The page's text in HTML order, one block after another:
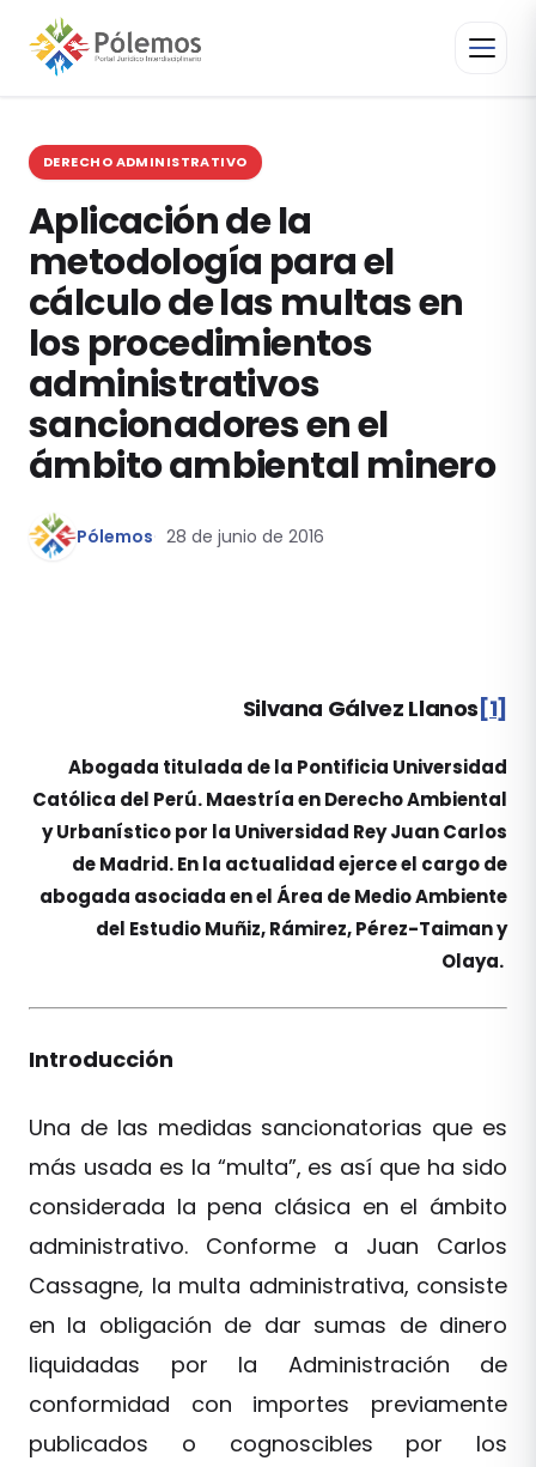
DERECHO ADMINISTRATIVO
Aplicación de la
metodología para el
cálculo de las multas en
los procedimientos
administrativos
sancionadores en el
ámbito ambiental minero
Pólemos 28 de junio de 2016
Silvana Gálvez Llanos [1]
Abogada titulada de la Pontificia Universidad
Católica del Perú. Maestría en Derecho Ambiental
y Urbanístico por la Universidad Rey Juan Carlos
de Madrid. En la actualidad ejerce el cargo de
abogada asociada en el Área de Medio Ambiente
del Estudio Muñiz, Rámirez, Pérez-Taiman y
Olaya.
Introducción
Una de las medidas sancionatorias que es
más usada es la “multa”, es así que ha sido
considerada la pena clásica en el ámbito
administrativo. Conforme a Juan Carlos
Cassagne, la multa administrativa, consiste
en la obligación de dar sumas de dinero
liquidadas por la Administración de
conformidad con importes previamente
publicados o cognoscibles por los